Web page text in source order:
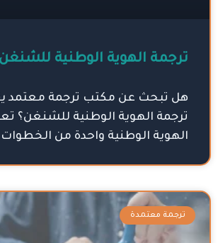
ترجمة الهوية الوطنية للشنغن
هل تبحث عن مكتب ترجمة معتمد
ترجمة الهوية الوطنية للشنغن؟
الهوية الوطنية واحدة من الخطوات
ترجمة معتمدة